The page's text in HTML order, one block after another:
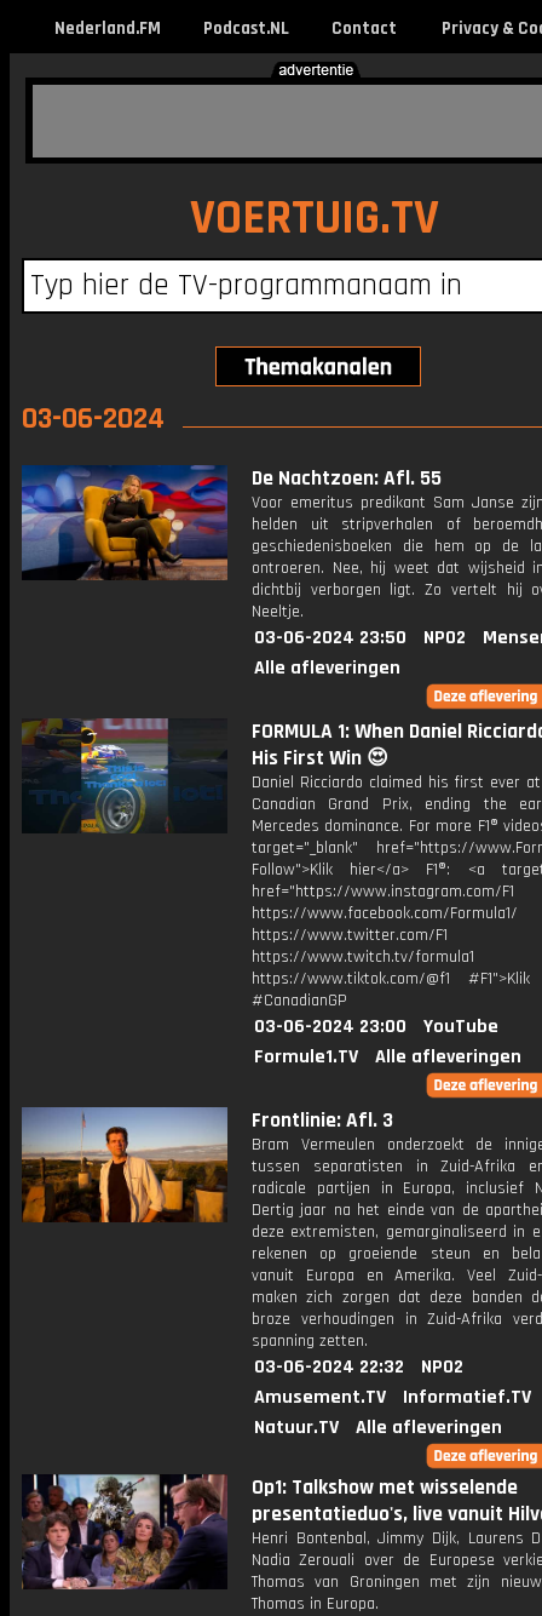
Nederland.FM Podcast.NL Contact Privacy &
VOERTUIG.TV
03-06-2024
De Nachtzoen: Afl. 55
Voor emeritus predikant Sam Janse
helden uit stripverhalen of
geschiedenisboeken die hem op de
ontroeren. Nee, hij weet dat wijsheid
dichtbij verborgen ligt. Zo vertelt hij
Neeltje.
03-06-2024 23:50 NPO2
Alle afleveringen
FORMULA 1: When Daniel
His First Win 😍
Daniel Ricciardo claimed his first ever
Canadian Grand Prix, ending the
Mercedes dominance. For more F1®
target="_blank" href="https://
Follow">Klik hier</a> F1®: <a
href="https://www.instagram.com/F1
https://www.facebook.com/Formula1/
https://www.twitter.com/F1
https://www.twitch.tv/formula1
https://www.tiktok.com/@f1
#CanadianGP
03-06-2024 23:00
YouTube
Formule1.TV
Alle afleveringen
Frontlinie: Afl. 3
Bram Vermeulen onderzoekt de
tussen separatisten in Zuid-Afrika
radicale partijen in Europa, inclusief
Dertig jaar na het einde van de
deze extremisten, gemarginaliseerd in
rekenen op groeiende steun en
vanuit Europa en Amerika. Veel Zuid-
maken zich zorgen dat deze banden
broze verhoudingen in Zuid-Afrika
spanning zetten.
03-06-2024 22:32
NPO2
Amusement.TV
Informatief.TV
Natuur.TV
Alle afleveringen
Op1: Talkshow met wisselende
presentatieduo's, live vanuit
Henri Bontenbal, Jimmy Dijk, Laurens
Nadia Zerouali over de Europese
Thomas van Groningen met zijn
Thomas in Europa.